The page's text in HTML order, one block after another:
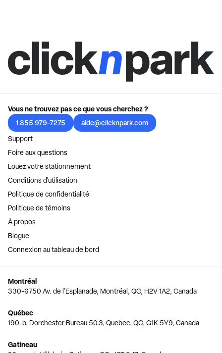
Vous ne trouvez pas ce que vous cherchez ?
1 855 979-7275
aide@clicknpark.com
Support
Foire aux questions
Louez votre stationnement
Conditions d'utilisation
Politique de confidentialité
Politique de témoins
À propos
Blogue
Connexion au tableau de bord
Montréal
330-6750 Av. de l'Esplanade, Montréal, QC, H2V 1A2, Canada
Québec
190-b, Dorchester Bureau 50.3, Quebec, QC, G1K 5Y9, Canada
Gatineau